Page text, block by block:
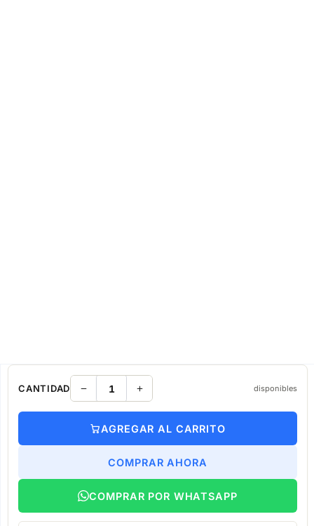
CANTIDAD disponibles
AGREGAR AL CARRITO
COMPRAR AHORA
COMPRAR POR WHATSAPP